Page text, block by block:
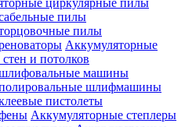
циркулярные пилы
пилы
пилы
Аккумуляторные
и потолков
машины
шлифмашины
пистолеты
Аккумуляторные степлеры